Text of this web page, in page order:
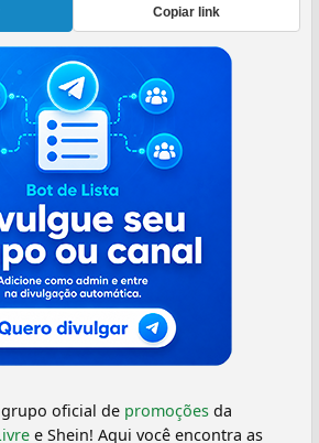
Copiar link
oficial de promoções da
e Shein! Aqui você encontra as